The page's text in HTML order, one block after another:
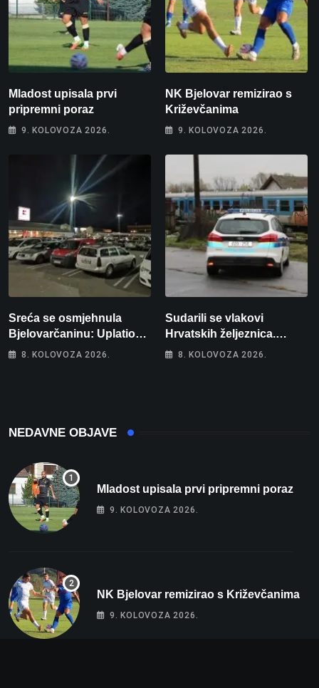
Mladost upisala prvi
pripremni poraz
9. KOLOVOZA 2026.
NK Bjelovar remizirao s
Križevčanima
9. KOLOVOZA 2026.
Sreća se osmjehnula
Bjelovarčaninu: Uplatio
samo 4 eura, a osvojio
8. KOLOVOZA 2026.
Sudarili se vlakovi
Hrvatskih željeznica.
Šestero osoba teško
8. KOLOVOZA 2026.
NEDAVNE OBJAVE
Mladost upisala prvi pripremni poraz
9. KOLOVOZA 2026.
NK Bjelovar remizirao s Križevčanima
9. KOLOVOZA 2026.